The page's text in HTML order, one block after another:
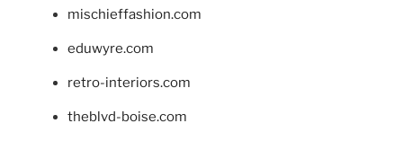
mischieffashion.com
eduwyre.com
retro-interiors.com
theblvd-boise.com